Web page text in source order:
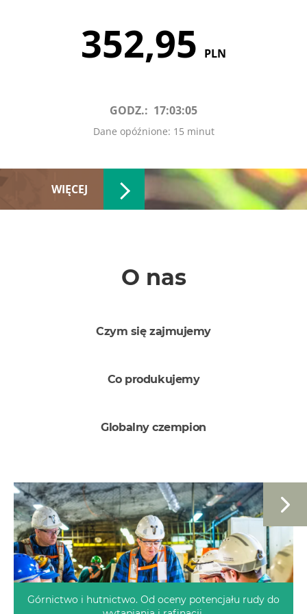
352,95 PLN
GODZ.: 17:03:05
Dane opóźnione: 15 minut
WIĘCEJ
O nas
Czym się zajmujemy
Co produkujemy
Globalny czempion
Obraz
Górnictwo i hutnictwo. Od oceny potencjału rudy do